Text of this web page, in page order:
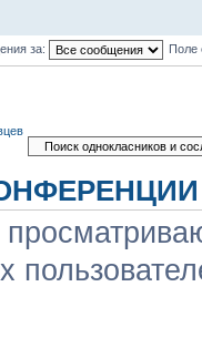
за: Поле